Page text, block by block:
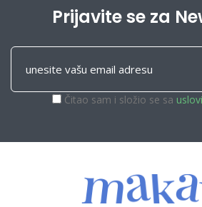
Prijavite se za
Čitao sam i složio se sa